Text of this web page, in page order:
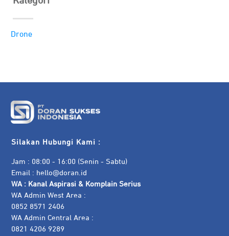
Drone
Silakan Hubungi Kami :
Jam : 08:00 - 16:00 (Senin - Sabtu)
Email : hello@doran.id
WA : Kanal Aspirasi & Komplain Serius
WA Admin West Area :
0852 8571 2406
WA Admin Central Area :
0821 4206 9289